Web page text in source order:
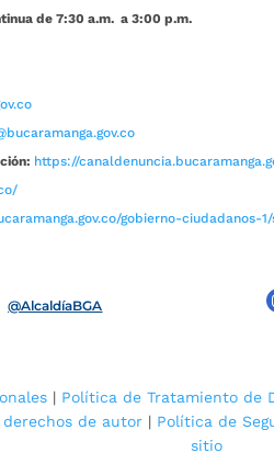
de 7:30 a.m. a 3:00 p.m.
https://
gobierno-
@AlcaldíaBGA
| Política de Tratamiento de
de autor | Política de
sitio